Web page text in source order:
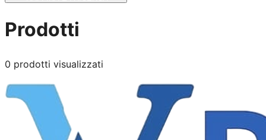
Prodotti
0 prodotti visualizzati